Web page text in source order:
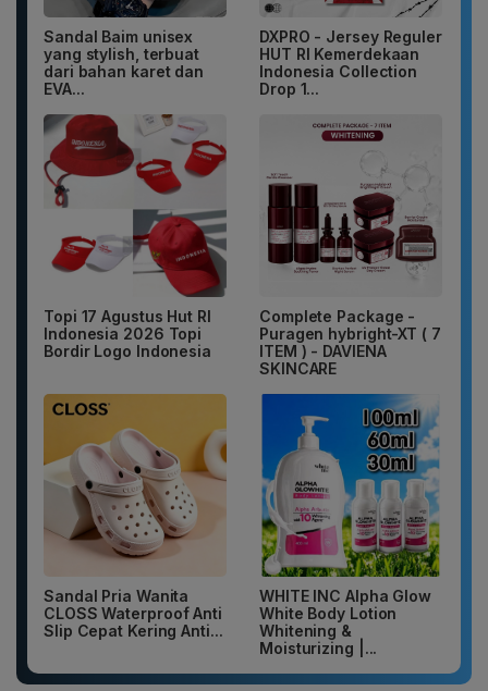
Sandal Baim unisex
yang stylish, terbuat
dari bahan karet dan
EVA...
DXPRO - Jersey Reguler
HUT RI Kemerdekaan
Indonesia Collection
Drop 1...
Topi 17 Agustus Hut RI
Indonesia 2026 Topi
Bordir Logo Indonesia
Complete Package -
Puragen hybright-XT ( 7
ITEM ) - DAVIENA
SKINCARE
Sandal Pria Wanita
CLOSS Waterproof Anti
Slip Cepat Kering Anti...
WHITE INC Alpha Glow
White Body Lotion
Whitening &
Moisturizing |...